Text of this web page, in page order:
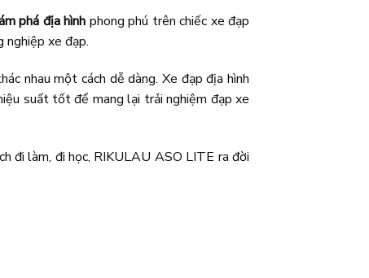
phá địa hình phong phú trên chiếc xe đạp
xe đạp.
nhau một cách dễ dàng. Xe đạp địa hình
suất tốt để mang lại trải nghiệm đạp xe
đi làm, đi học, RIKULAU ASO LITE ra đời